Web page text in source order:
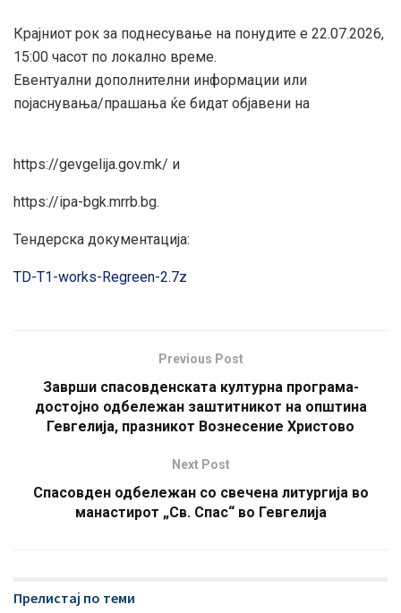
Крајниот рок за поднесување на понудите е 22.07.2026,
15:00 часот по локално време.
Евентуални дополнителни информации или
појаснувања/прашања ќе бидат објавени на
https://gevgelija.gov.mk/ и
https://ipa-bgk.mrrb.bg.
Тендерска документација:
TD-T1-works-Regreen-2.7z
Previous Post
Заврши спасовденската културна програма-
достојно одбележан заштитникот на општина
Гевгелија, празникот Вознесение Христово
Next Post
Спасовден одбележан со свечена литургија во
манастирот „Св. Спас“ во Гевгелија
Прелистај по теми